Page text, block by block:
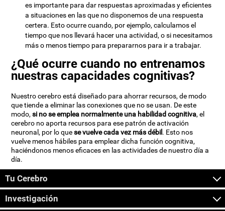
es importante para dar respuestas aproximadas y eficientes
a situaciones en las que no disponemos de una respuesta
certera. Esto ocurre cuando, por ejemplo, calculamos el
tiempo que nos llevará hacer una actividad, o si necesitamos
más o menos tiempo para prepararnos para ir a trabajar.
¿Qué ocurre cuando no entrenamos
nuestras capacidades cognitivas?
Nuestro cerebro está diseñado para ahorrar recursos, de modo
que tiende a eliminar las conexiones que no se usan. De este
modo,si no se emplea normalmente una habilidad cognitiva, el
cerebro no aporta recursos para ese patrón de activación
neuronal, por lo quese vuelve cada vez más débil . Esto nos
vuelve menos hábiles para emplear dicha función cognitiva,
haciéndonos menos eficaces en las actividades de nuestro día a
día.
Tu Cerebro
Investigación